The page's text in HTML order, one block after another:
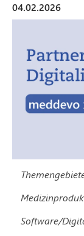
04.02.2026
Software/